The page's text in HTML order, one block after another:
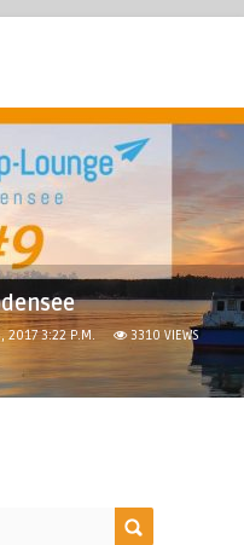
2017 3:22 P.M. 3310 VIEWS